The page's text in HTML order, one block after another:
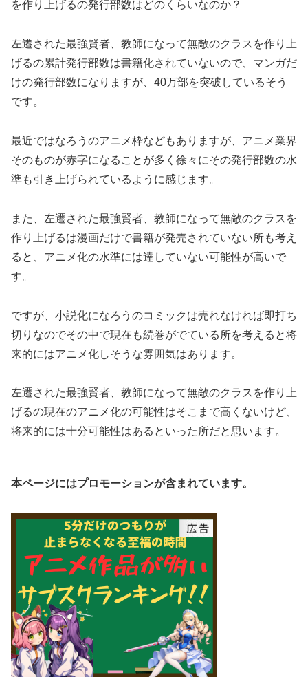
を作り上げるの発行部数はどのくらいなのか？
左遷された最強賢者、教師になって無敵のクラスを作り上
げるの累計発行部数は書籍化されていないので、マンガだ
けの発行部数になりますが、40万部を突破しているそう
です。
最近ではなろうのアニメ枠などもありますが、アニメ業界
そのものが赤字になることが多く徐々にその発行部数の水
準も引き上げられているように感じます。
また、左遷された最強賢者、教師になって無敵のクラスを
作り上げるは漫画だけで書籍が発売されていない所も考え
ると、アニメ化の水準には達していない可能性が高いで
す。
ですが、小説化になろうのコミックは売れなければ即打ち
切りなのでその中で現在も続巻がでている所を考えると将
来的にはアニメ化しそうな雰囲気はあります。
左遷された最強賢者、教師になって無敵のクラスを作り上
げるの現在のアニメ化の可能性はそこまで高くないけど、
将来的には十分可能性はあるといった所だと思います。
本ページにはプロモーションが含まれています。